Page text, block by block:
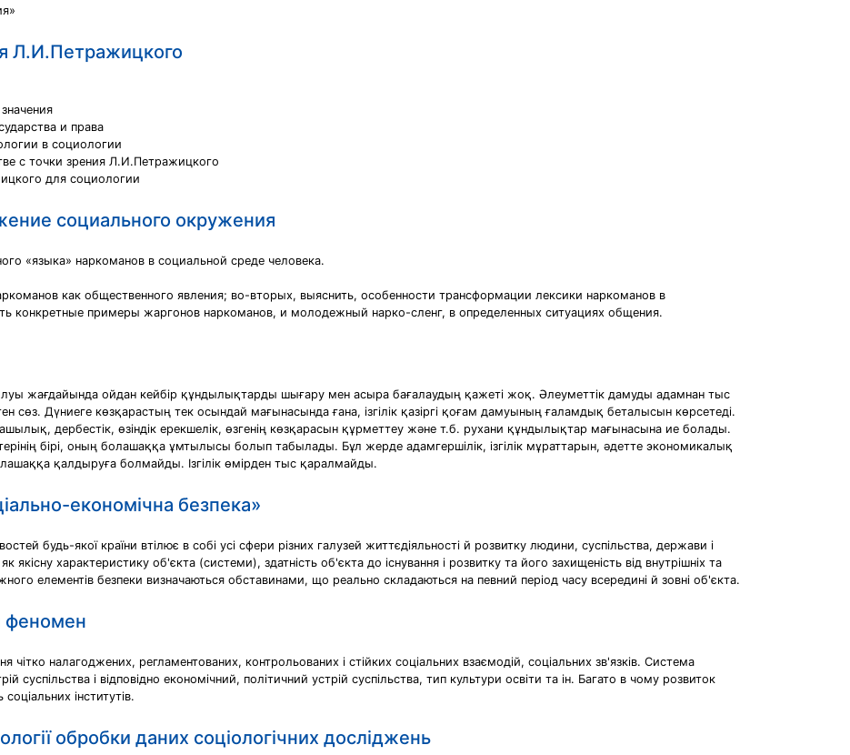
Л.И.Петражицкого
и права
в социологии
с точки зрения Л.И.Петражицкого
для социологии
социального окружения
«языка» наркоманов в социальной среде человека.
как общественного явления; во-вторых, выяснить, особенности трансформации лексики наркоманов в
конкретные примеры жаргонов наркоманов, и молодежный нарко-сленг, в определенных ситуациях общения.
жағдайында ойдан кейбiр құндылықтарды шығару мен асыра бағалаудың қажетi жоқ. Әлеуметтiк дамуды адамнан тыс
сөз. Дүниеге көзқарастың тек осындай мағынасында ғана, iзгiлiк қазiргi қоғам дамуының ғаламдық беталысын көрсетедi.
дербестiк, өзiндiк ерекшелiк, өзгенiң көзқарасын құрметтеу және т.б. рухани құндылықтар мағынасына ие болады.
бiрi, оның болашаққа ұмтылысы болып табылады. Бұл жерде адамгершiлiк, iзгiлiк мұраттарын, әдетте экономикалық
қалдыруға болмайды. Iзгiлiк өмiрден тыс қаралмайды.
економічна безпека»
будь-якої країни втілює в собі усі сфери різних галузей життєдіяльності й розвитку людини, суспільства, держави і
характеристику об'єкта (системи), здатність об'єкта до існування і розвитку та його захищеність від внутрішніх та
елементів безпеки визначаються обставинами, що реально складаються на певний період часу всередині й зовні об'єкта.
феномен
чітко налагоджених, регламентованих, контрольованих і стійких соціальних взаємодій, соціальних зв'язків. Система
суспільства і відповідно економічний, політичний устрій суспільства, тип культури освіти та ін. Багато в чому розвиток
інститутів.
обробки даних соціологічних досліджень